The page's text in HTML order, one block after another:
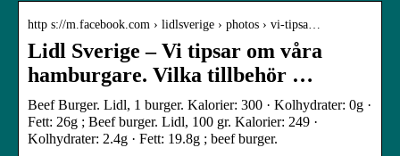
http s://m.facebook.com › lidlsverige › photos › vi-tipsa…
Lidl Sverige – Vi tipsar om våra
hamburgare. Vilka tillbehör …
Beef Burger. Lidl, 1 burger. Kalorier: 300 · Kolhydrater: 0g ·
Fett: 26g ; Beef burger. Lidl, 100 gr. Kalorier: 249 ·
Kolhydrater: 2.4g · Fett: 19.8g ; beef burger.